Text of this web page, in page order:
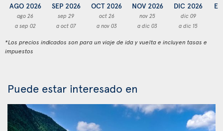
AGO 2026
ago 26
a sep 02
SEP 2026
sep 29
a oct 07
OCT 2026
oct 26
a nov 03
NOV 2026
nov 25
a dic 03
DIC 2026
dic 09
a dic 15
*Los precios indicados son para un viaje de ida y vuelta e incluyen tasas e
impuestos
Puede estar interesado en